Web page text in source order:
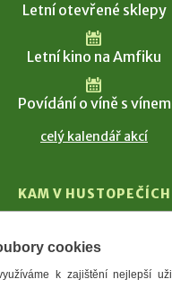
Letní otevřené sklepy
Letní kino na Amfiku
Povídání o víně s vínem
celý kalendář akcí
KAM V HUSTOPEČÍCH
T. G. Masaryk
Mandloně
cookies
k zajištění nejlepší